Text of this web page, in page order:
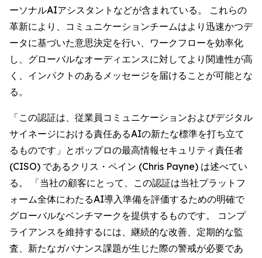
ーソナルAIアシスタントなどが含まれている。 これらの
革新により、コミュニケーションチームはより迅速かつデ
ータに基づいた意思決定を行い、ワークフローを効率化
し、グローバルなオーディエンスに対してより関連性が高
く、インパクトのあるメッセージを届けることが可能とな
る。
「この認証は、従業員コミュニケーションおよびデジタル
サイネージにおける責任あるAIの新たな標準を打ち立て
るものです」とポップロの最高情報セキュリティ責任者
(CISO) であるクリス・ペイン (Chris Payne) は述べてい
る。 「当社の顧客にとって、この認証は当社プラットフ
ォーム全体にわたるAI導入準備を評価するための明確で
グローバルなベンチマークを提供するものです。 コンプ
ライアンスを維持するには、継続的な改善、定期的な監
査、新たなガバナンス課題が生じた際の警戒が必要であ